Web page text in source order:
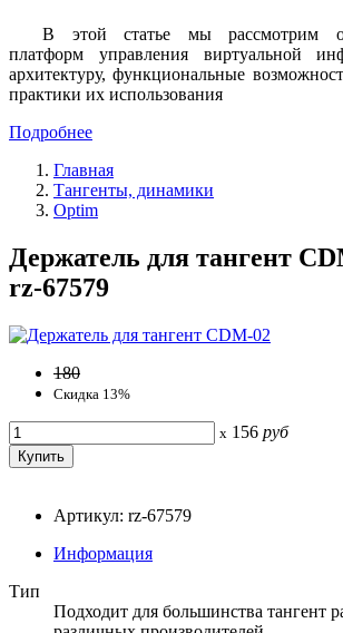
В этой статье мы рассмотрим
платформ управления виртуальной
архитектуру, функциональные
практики их использования
Подробнее
Главная
Тангенты, динамики
Optim
Держатель для тангент
rz-67579
180
Скидка 13%
x 156 руб
Артикул: rz-67579
Информация
Тип
Подходит для большинства тангент